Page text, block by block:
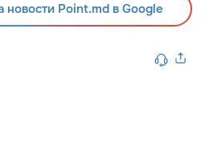
новости Point.md в Google